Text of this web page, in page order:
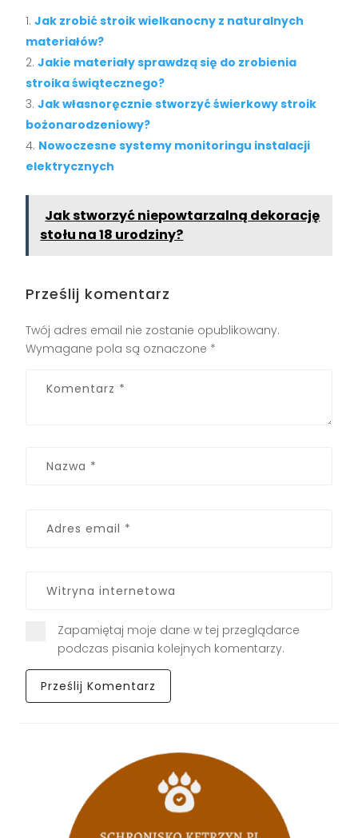
Jak zrobić stroik wielkanocny z naturalnych
materiałów?
Jakie materiały sprawdzą się do zrobienia
stroika świątecznego?
Jak własnoręcznie stworzyć świerkowy stroik
bożonarodzeniowy?
Nowoczesne systemy monitoringu instalacji
elektrycznych
Jak stworzyć niepowtarzalną dekorację
stołu na 18 urodziny?
Prześlij komentarz
Twój adres email nie zostanie opublikowany.
Wymagane pola są oznaczone *
Zapamiętaj moje dane w tej przeglądarce
podczas pisania kolejnych komentarzy.